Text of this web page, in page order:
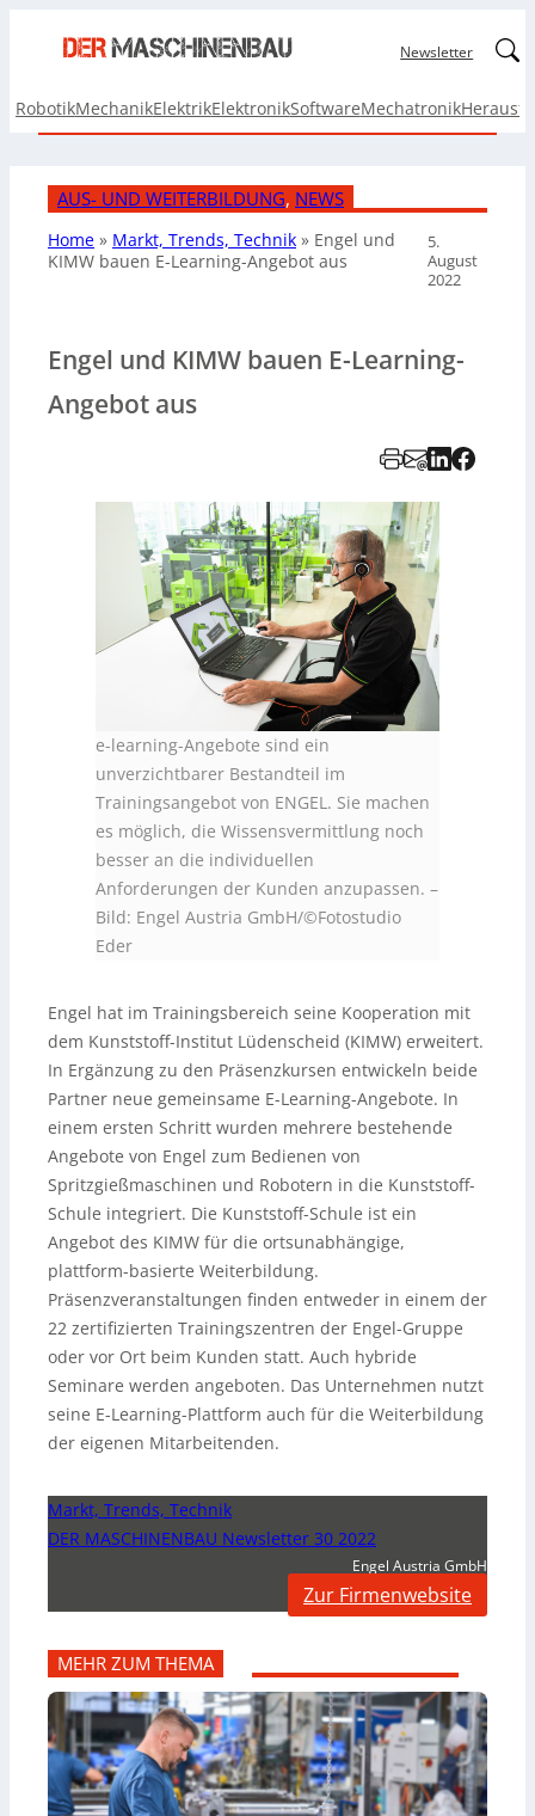
Newsletter
RobotikMechanikElektrikElektronikSoftwareMechatronik
AUS- UND WEITERBILDUNG, NEWS
Home » Markt, Trends, Technik » Engel und
KIMW bauen E-Learning-Angebot aus
5.
August
2022
Engel und KIMW bauen E-Learning-
Angebot aus
e-learning-Angebote sind ein
unverzichtbarer Bestandteil im
Trainingsangebot von ENGEL. Sie machen
es möglich, die Wissensvermittlung noch
besser an die individuellen
Anforderungen der Kunden anzupassen. –
Bild: Engel Austria GmbH/©Fotostudio
Eder
Engel hat im Trainingsbereich seine Kooperation mit
dem Kunststoff-Institut Lüdenscheid (KIMW) erweitert.
In Ergänzung zu den Präsenzkursen entwickeln beide
Partner neue gemeinsame E-Learning-Angebote. In
einem ersten Schritt wurden mehrere bestehende
Angebote von Engel zum Bedienen von
Spritzgießmaschinen und Robotern in die Kunststoff-
Schule integriert. Die Kunststoff-Schule ist ein
Angebot des KIMW für die ortsunabhängige,
plattform-basierte Weiterbildung.
Präsenzveranstaltungen finden entweder in einem der
22 zertifizierten Trainingszentren der Engel-Gruppe
oder vor Ort beim Kunden statt. Auch hybride
Seminare werden angeboten. Das Unternehmen nutzt
seine E-Learning-Plattform auch für die Weiterbildung
der eigenen Mitarbeitenden.
Markt, Trends, Technik
DER MASCHINENBAU Newsletter 30 2022
Engel Austria GmbH
Zur Firmenwebsite
MEHR ZUM THEMA